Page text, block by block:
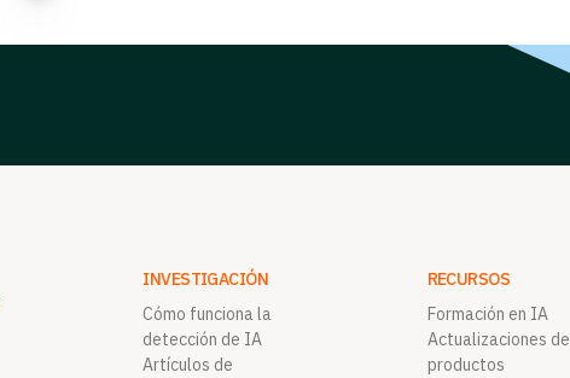
INVESTIGACIÓN
Cómo funciona la
detección de IA
Artículos de
RECURSOS
Formación en IA
Actualizaciones de
productos